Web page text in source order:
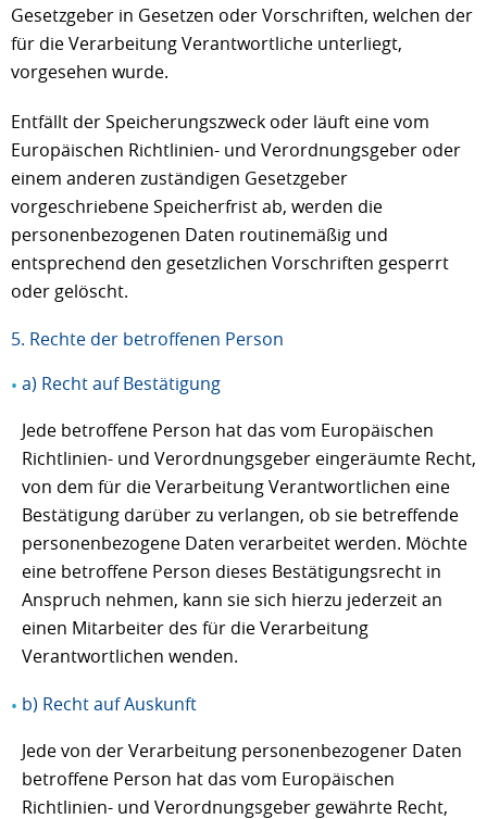
Gesetzgeber in Gesetzen oder Vorschriften, welchen der
für die Verarbeitung Verantwortliche unterliegt,
vorgesehen wurde.
Entfällt der Speicherungszweck oder läuft eine vom
Europäischen Richtlinien- und Verordnungsgeber oder
einem anderen zuständigen Gesetzgeber
vorgeschriebene Speicherfrist ab, werden die
personenbezogenen Daten routinemäßig und
entsprechend den gesetzlichen Vorschriften gesperrt
oder gelöscht.
5. Rechte der betroffenen Person
a) Recht auf Bestätigung
Jede betroffene Person hat das vom Europäischen
Richtlinien- und Verordnungsgeber eingeräumte Recht,
von dem für die Verarbeitung Verantwortlichen eine
Bestätigung darüber zu verlangen, ob sie betreffende
personenbezogene Daten verarbeitet werden. Möchte
eine betroffene Person dieses Bestätigungsrecht in
Anspruch nehmen, kann sie sich hierzu jederzeit an
einen Mitarbeiter des für die Verarbeitung
Verantwortlichen wenden.
b) Recht auf Auskunft
Jede von der Verarbeitung personenbezogener Daten
betroffene Person hat das vom Europäischen
Richtlinien- und Verordnungsgeber gewährte Recht,